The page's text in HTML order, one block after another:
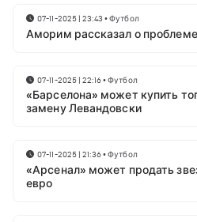
07-11-2025 | 23:43 •Футбол
Аморим рассказал о
07-11-2025 | 22:16•Футбол
«Барселона» может купить
замену Левандовски
07-11-2025 | 21:36•Футбол
«Арсенал» может продать
евро